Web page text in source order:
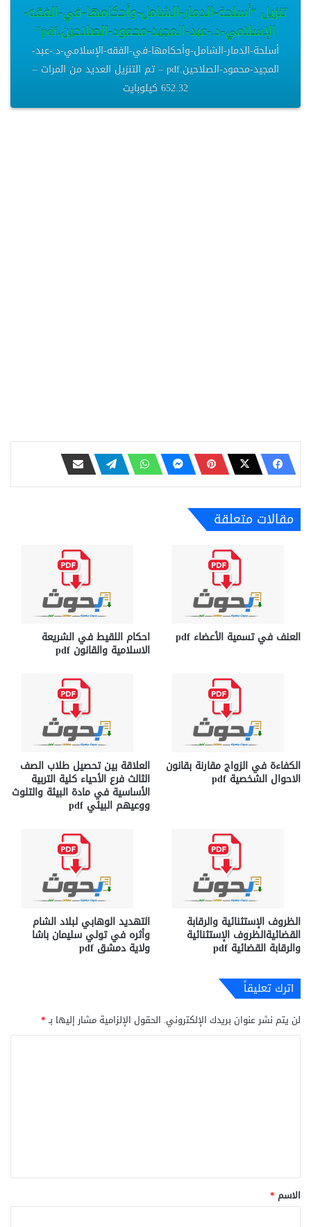
تنزيل “أسلحة-الدمار-الشامل-وأحكامھا-في-الفقه-
الإسلامي-د.-عبد-المجید-محمود-الصلاحین.pdf”
أسلحة-الدمار-الشامل-وأحكامھا-في-الفقه-الإسلامي-د.-عبد-
المجید-محمود-الصلاحین.pdf – تم التنزيل العديد من المرات –
652.32 كيلوبايت
مقالات متعلقة
العنف في تسمية الأعضاء pdf احكام اللقيط في الشريعة
الاسلامية والقانون pdf
الكفاءة في الزواج مقارنة بقانون
الاحوال الشخصية pdf
العلاقة بين تحصيل طلاب الصف
الثالث فرع الأحياء كلية التربية
الأساسية في مادة البيئة والتلوث
ووعيهم البيئي pdf
الظروف الإستثنائیة والرقابة
القضائیةالظروف الإستثنائیة
والرقابة القضائیة pdf
التهديد الوهابي لبلاد الشام
وأثره في تولي سليمان باشا
ولاية دمشق pdf
اترك تعليقاً
لن يتم نشر عنوان بريدك الإلكتروني. الحقول الإلزامية مشار إليها بـ*
*
الاسم *